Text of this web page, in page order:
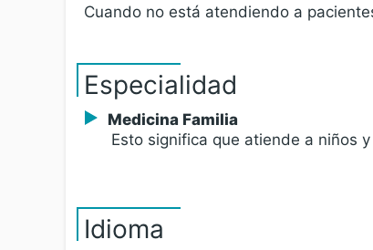
Cuando no está atendiendo a
Especialidad
Medicina Familia
Esto significa que atiende a niños
Idioma